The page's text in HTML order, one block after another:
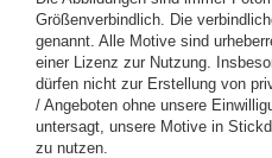
Größenverbindlich. Die
genannt. Alle Motive sind
einer Lizenz zur Nutzung.
dürfen nicht zur Erstellung von
/ Angeboten ohne unsere
untersagt, unsere Motive in
zu nutzen.